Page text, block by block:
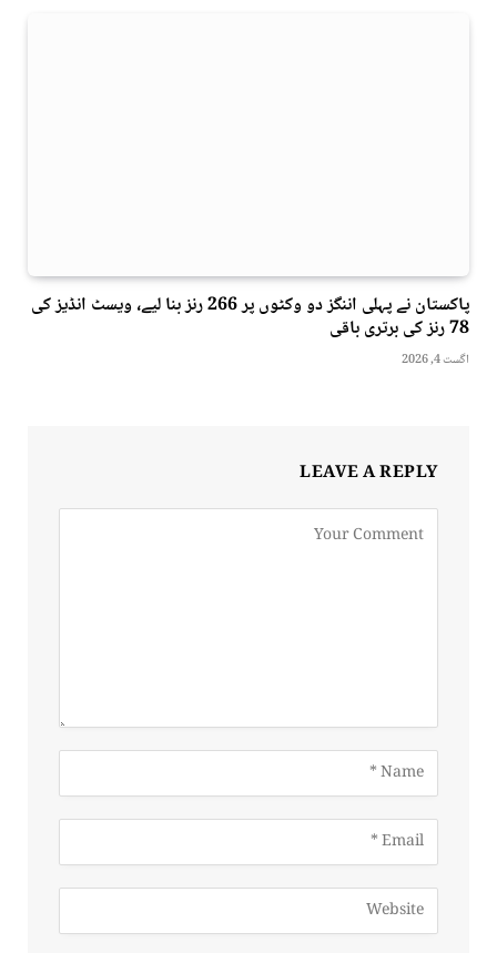
پاکستان نے پہلی اننگز دو وکٹوں پر 266 رنز بنا لیے، ویسٹ انڈیز کی
78 رنز کی برتری باقی
اگست 4, 2026
LEAVE A REPLY